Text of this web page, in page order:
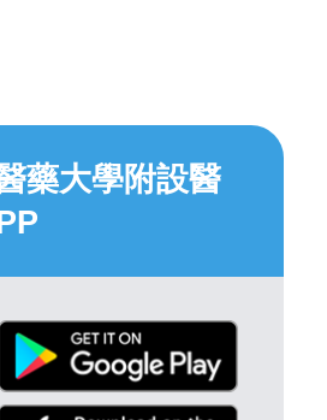
藥大學附設醫